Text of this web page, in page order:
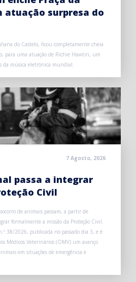
atuação surpresa do
do Castelo, ficou completamente cheia
para uma atuação de Richie Hawtin, um
da música eletrónica mundial.
7 Agosto, 2026
passa a integrar
Civil
de animais passam, a partir de
formalmente a missão da Proteção Civil.
38/2026, publicada no passado dia 3, e é
Médicos Veterinários (OMV) um avanço
em situações de emergência e